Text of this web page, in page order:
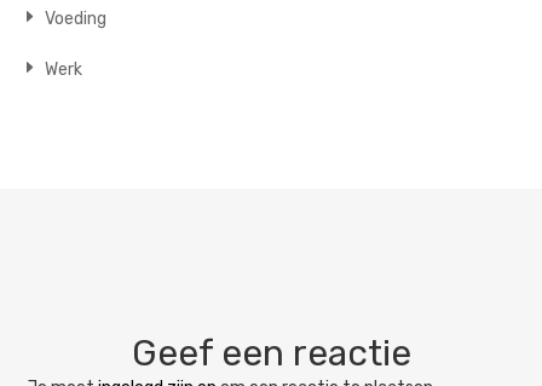
Voeding
Werk
Geef een reactie